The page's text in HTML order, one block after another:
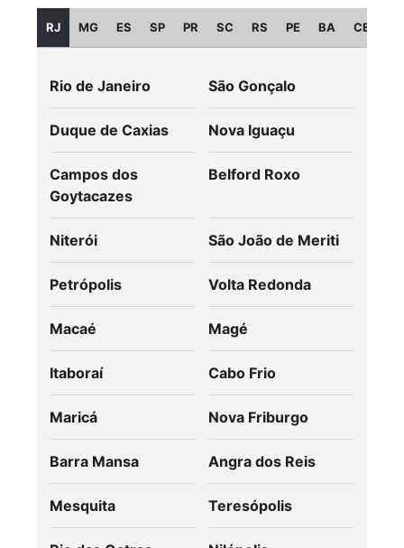
RJ MG ES SP PR SC RS PE BA CE
Rio de Janeiro São Gonçalo
Duque de Caxias Nova Iguaçu
Campos dos
Goytacazes
Belford Roxo
Niterói São João de Meriti
Petrópolis Volta Redonda
Macaé Magé
Itaboraí Cabo Frio
Maricá Nova Friburgo
Barra Mansa Angra dos Reis
Mesquita Teresópolis